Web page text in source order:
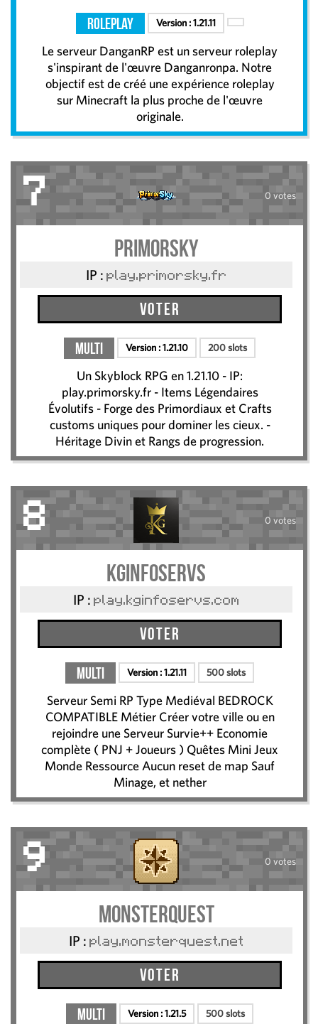
RolePlay Version :1.21.11
Le serveur DanganRP est un serveur roleplay
s'inspirant de l'œuvre Danganronpa. Notre
objectif est de créé une expérience roleplay
sur Minecraft la plus proche de l'œuvre
originale.
7 0 votes
PRIMORSKY
IP : play.primorsky.fr
Voter
Multi Version :1.21.10 200 slots
Un Skyblock RPG en 1.21.10 - IP:
play.primorsky.fr - Items Légendaires
Évolutifs - Forge des Primordiaux et Crafts
customs uniques pour dominer les cieux. -
Héritage Divin et Rangs de progression.
8 0 votes
KGInfoServs
IP : play.kginfoservs.com
Voter
Multi Version :1.21.11 500 slots
Serveur Semi RP Type Mediéval BEDROCK
COMPATIBLE Métier Créer votre ville ou en
rejoindre une Serveur Survie++ Economie
complète ( PNJ + Joueurs ) Quêtes Mini Jeux
Monde Ressource Aucun reset de map Sauf
Minage, et nether
9 0 votes
MonsterQuest
IP : play.monsterquest.net
Voter
Multi Version :1.21.5 500 slots